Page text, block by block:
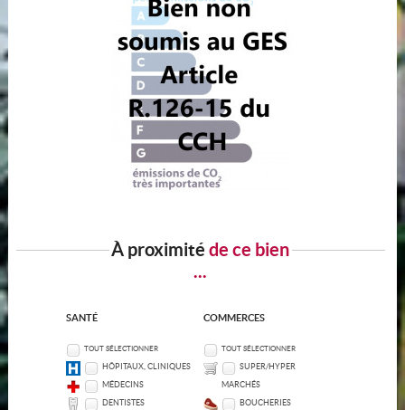
À proximitéde ce bien
...
SANTÉ
TOUT SÉLECTIONNER
HÔPITAUX, CLINIQUES
MÉDECINS
DENTISTES
COMMERCES
TOUT SÉLECTIONNER
SUPER/HYPER
MARCHÉS
BOUCHERIES